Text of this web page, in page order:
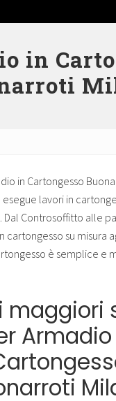
in
in Cartongesso
esegue lavori in
Dal Controsoffitto alle
cartongesso su misura
è semplice e
maggiori